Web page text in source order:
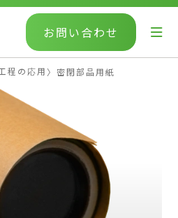
お問い合わせ
程の応用 〉 密閉部品用紙